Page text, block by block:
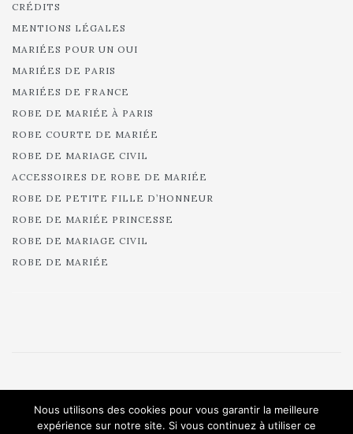
CRÉDITS
MENTIONS LÉGALES
MARIÉES POUR UN OUI
MARIÉES DE PARIS
MARIÉES DE FRANCE
ROBE DE MARIÉE À PARIS
ROBE COURTE DE MARIÉE
ROBE DE MARIAGE CIVIL
ACCESSOIRES DE ROBE DE MARIÉE
ROBE DE PETITE FILLE D’HONNEUR
ROBE DE MARIÉE PRINCESSE
ROBE DE MARIAGE CIVIL
ROBE DE MARIÉE
All rights reserved.
Nous utilisons des cookies pour vous garantir la meilleure
expérience sur notre site. Si vous continuez à utiliser ce